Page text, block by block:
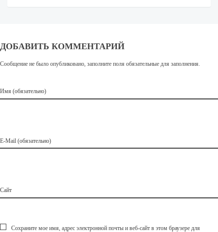
ДОБАВИТЬ КОММЕНТАРИЙ
Сообщение не было опубликовано, заполните поля обязательные для заполнения.
Имя (обязательно)
E-Mail (обязательно)
Сайт
Сохраните мое имя, адрес электронной почты и веб-сайт в этом браузере для